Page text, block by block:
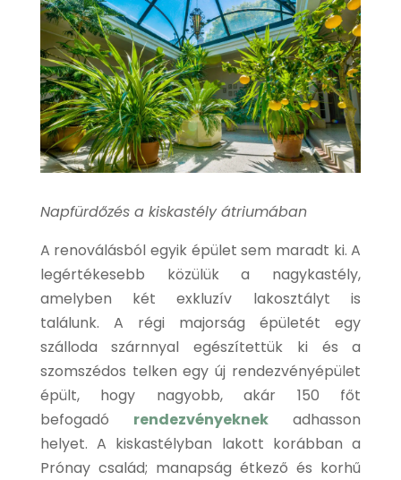
Napfürdőzés a kiskastély átriumában
A renoválásból egyik épület sem maradt ki. A
legértékesebb közülük a nagykastély,
amelyben két exkluzív lakosztályt is
találunk. A régi majorság épületét egy
szálloda szárnnyal egészítettük ki és a
szomszédos telken egy új rendezvényépület
épült, hogy nagyobb,akár 150 főt
befogadó rendezvényeknek adhasson
helyet. A kiskastélyban lakott korábban a
Prónay család; manapság étkező és korhű